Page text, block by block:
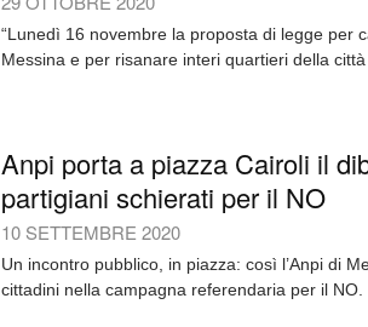
“Lunedì 16 novembre la proposta di legge per
Messina e per risanare interi quartieri della
Anpi porta a piazza Cairoli il
partigiani schierati per il NO
10 SETTEMBRE 2020
Un incontro pubblico, in piazza: così l’Anpi di
cittadini nella campagna referendaria per il NO.